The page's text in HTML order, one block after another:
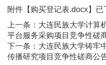
附件【 购买登记表.docx】已
上一条： 大连民族大学计算
平台服务采购项目竞争性磋
下一条： 大连民族大学铸牢
传播研究项目竞争性磋商公